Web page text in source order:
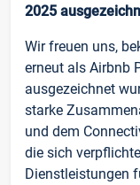
2025
Wir freuen uns,
erneut als Airbnb
ausgezeichnet
starke
und dem
die sich
Dienstleistungen